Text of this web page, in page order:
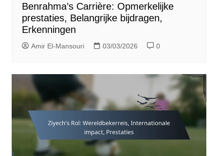
Benrahma’s Carrière: Opmerkelijke
prestaties, Belangrijke bijdragen,
Erkenningen
Amir El-Mansouri 03/03/2026 0